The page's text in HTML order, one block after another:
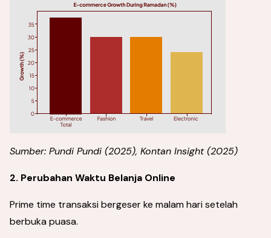
Sumber: Pundi Pundi (2025), Kontan Insight (2025)
2. Perubahan Waktu Belanja Online
Prime time transaksi bergeser ke malam hari setelah
berbuka puasa.